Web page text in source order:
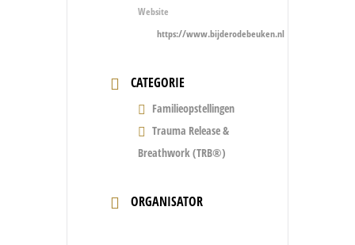
Website
https://www.bijderodebeuken.nl
CATEGORIE
Familieopstellingen
Trauma Release &
Breathwork (TRB®)
ORGANISATOR